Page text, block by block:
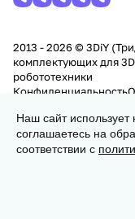
2013 - 2026 © 3DiY
комплектующих для
робототехники
Конфиденциальность
Наш сайт
соглашаетесь на
соответствии с